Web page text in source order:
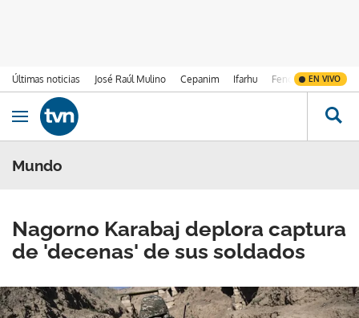
Últimas noticias José Raúl Mulino Cepanim Ifarhu Fenómeno de El
EN VIVO
Ir al contenido
Obrir navegació
Mundo
Nagorno Karabaj deplora captura
de 'decenas' de sus soldados